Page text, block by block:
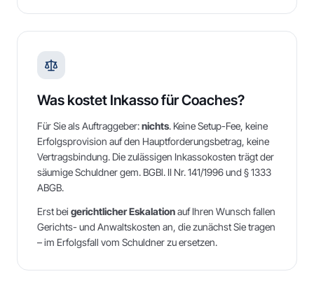
Was kostet Inkasso für Coaches?
Für Sie als Auftraggeber:nichts. Keine Setup-Fee, keine
Erfolgsprovision auf den Hauptforderungsbetrag, keine
Vertragsbindung. Die zulässigen Inkassokosten trägt der
säumige Schuldner gem. BGBl. II Nr. 141/1996 und § 1333
ABGB.
Erst bei gerichtlicher Eskalationauf Ihren Wunsch fallen
Gerichts- und Anwaltskosten an, die zunächst Sie tragen
– im Erfolgsfall vom Schuldner zu ersetzen.